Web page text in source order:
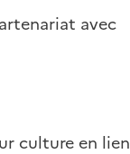
avec
culture en lien